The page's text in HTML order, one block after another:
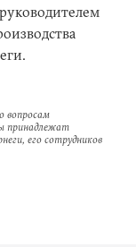
вопросам
принадлежат
его сотрудников